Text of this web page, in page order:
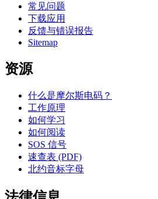
常见问题
下载应用
反馈与错误报告
Sitemap
资源
什么是摩尔斯电码？
工作原理
如何学习
如何阅读
SOS 信号
速查表 (PDF)
北约音标字母